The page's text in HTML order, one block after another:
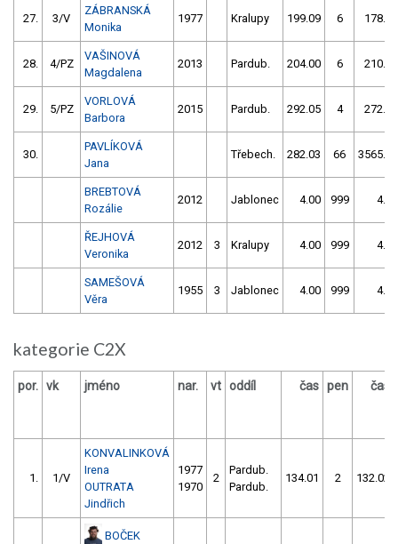
27. 3/V
ZÁBRANSKÁ
Monika
1977 Kralupy 199.09 6 178.06
28. 4/PZ
VAŠINOVÁ
Magdalena
2013 Pardub. 204.00 6 210.02
29. 5/PZ
VORLOVÁ
Barbora
2015 Pardub. 292.05 4 272.05
30.
PAVLÍKOVÁ
Jana
Třebech. 282.03 66 3565.00
BREBTOVÁ
Rozálie
2012 Jablonec 4.00 999 4.00
ŘEJHOVÁ
Veronika
2012 3 Kralupy 4.00 999 4.00
SAMEŠOVÁ
Věra
1955 3 Jablonec 4.00 999 4.00
kategorie C2X
por. vk jméno nar. vt oddíl čas pen čas
1. 1/V
KONVALINKOVÁ
Irena
OUTRATA
Jindřich
1977
1970
2
Pardub.
Pardub.
134.01 2 132.02
BOČEK